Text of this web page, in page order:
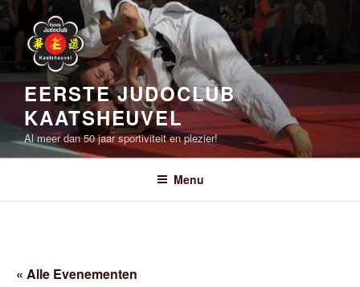
Ga
naar
inhoud
EERSTE JUDOCLUB
KAATSHEUVEL
Al meer dan 50 jaar sportiviteit en plezier!
Menu
« Alle Evenementen